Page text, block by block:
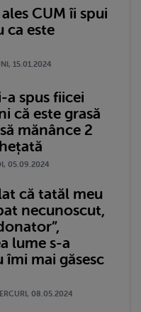
CUM îi spui
ca este
15.01.2024
a spus fiicei
că este grasă
mănânce 2
05.09.2024
că tatăl meu
necunoscut,
lume s-a
îmi mai găsesc
08.05.2024